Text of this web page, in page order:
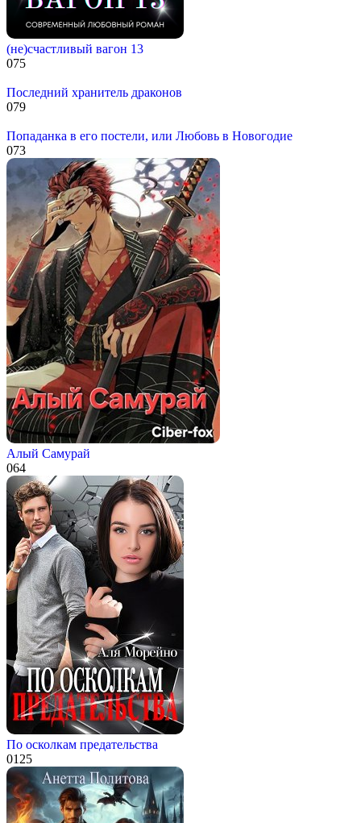
(не)счастливый вагон 13
075
Последний хранитель драконов
079
Попаданка в его постели, или Любовь в Новогодие
073
Алый Самурай
064
По осколкам предательства
0125